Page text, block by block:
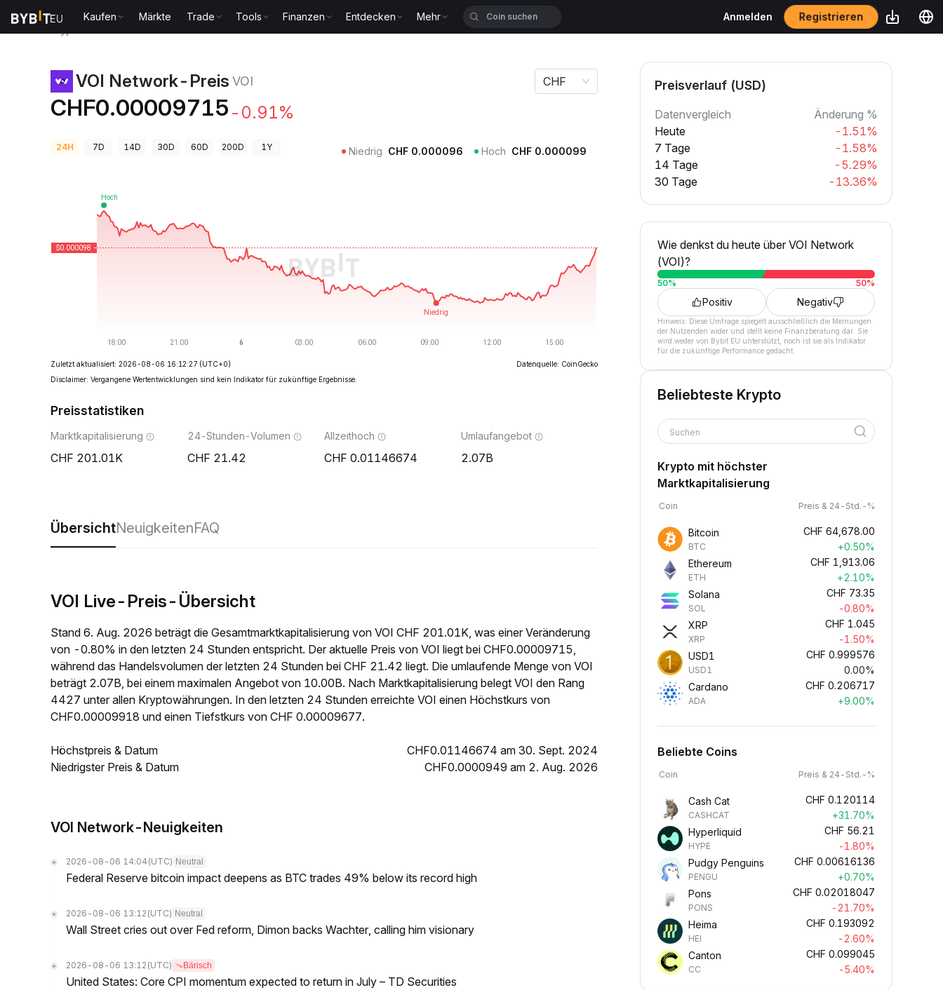
Kaufen Märkte Trade Tools Finanzen Entdecken Mehr Anmelden Registrieren
VOI Network-Preis VOI
CHF0.00009715 -0.91%
CHF
24H 7D 14D 30D 60D 200D 1Y Niedrig CHF 0.000096 Hoch CHF 0.000099
Zuletzt aktualisiert: 2026-08-06 16:12:27 (UTC+0)
Datenquelle: CoinGecko
Disclaimer: Vergangene Wertentwicklungen sind kein Indikator für zukünftige Ergebnisse.
Preisstatistiken
Marktkapitalisierung
201.01K
24-Stunden-Volumen
21.42
Allzeithoch
0.01146674
Umlaufangebot
2.07B
ÜbersichtNeuigkeitenFAQ
VOI Live-Preis-Übersicht
Stand 6. Aug. 2026 beträgt die Gesamtmarktkapitalisierung von VOI CHF 201.01K, was einer Veränderung
von -0.80% in den letzten 24 Stunden entspricht. Der aktuelle Preis von VOI liegt bei CHF0.00009715,
während das Handelsvolumen der letzten 24 Stunden bei CHF 21.42 liegt. Die umlaufende Menge von VOI
beträgt 2.07B, bei einem maximalen Angebot von 10.00B. Nach Marktkapitalisierung belegt VOI den Rang
4427 unter allen Kryptowährungen. In den letzten 24 Stunden erreichte VOI einen Höchstkurs von
CHF0.00009918 und einen Tiefstkurs von CHF 0.00009677.
Höchstpreis & Datum
CHF0.01146674 am 30. Sept. 2024
Niedrigster Preis & Datum
CHF0.0000949 am 2. Aug. 2026
VOI Network-Neuigkeiten
2026-08-06 14:04 (UTC) Neutral
Federal Reserve bitcoin impact deepens as BTC trades 49% below its record high
2026-08-06 13:12 (UTC) Neutral
Wall Street cries out over Fed reform, Dimon backs Wachter, calling him visionary
2026-08-06 13:12 (UTC) Bärisch
United States: Core CPI momentum expected to return in July – TD Securities
Preisverlauf (USD)
Datenvergleich
Änderung %
Heute
-1.51%
7 Tage
-1.58%
14 Tage
-5.29%
30 Tage
-13.36%
Wie denkst du heute über VOI Network
(VOI)?
50% 50%
Positiv Negativ
Hinweis: Diese Umfrage spiegelt ausschließlich die Meinungen
der Nutzenden wider und stellt keine Finanzberatung dar. Sie
wird weder von Bybit EU unterstützt, noch ist sie als Indikator
für die zukünftige Performance gedacht.
Beliebteste Krypto
Suchen
Krypto mit höchster
Marktkapitalisierung
Coin Preis & 24-Std.-%
Bitcoin
BTC
CHF 64,678.00
+0.50%
Ethereum
ETH
CHF 1,913.06
+2.10%
Solana
SOL
CHF 73.35
-0.80%
XRP
XRP
CHF 1.045
-1.50%
USD1
USD1
CHF 0.999576
0.00%
Cardano
ADA
CHF 0.206717
+9.00%
Beliebte Coins
Coin Preis & 24-Std.-%
Cash Cat
CASHCAT
CHF 0.120114
+31.70%
Hyperliquid
HYPE
CHF 56.21
-1.80%
Pudgy Penguins
PENGU
CHF 0.00616136
+0.70%
Pons
PONS
CHF 0.02018047
-21.70%
Heima
HEI
CHF 0.193092
-2.60%
Canton
CC
CHF 0.099045
-5.40%